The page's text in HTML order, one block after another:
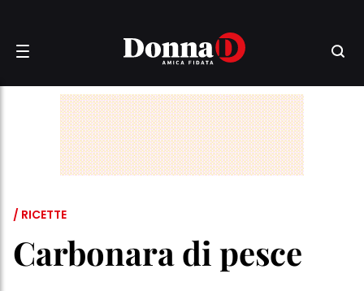
/ RICETTE
Carbonara di pesce